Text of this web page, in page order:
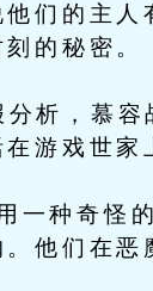
们的主
的秘密。
析，慕容
游戏世家
种奇怪的
他们在